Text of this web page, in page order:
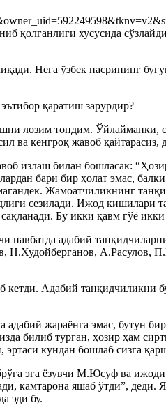
хусусида
Нега ўзбек насрининг
қаратиш зарурдир?
лозим топдим. Ўйлайманки,
ва кенгроқ жавоб қайтарасиз,
излаш билан бошласак:
бари бир ҳолат эмас,
Жамоатчиликнинг
сезилади. Ижод кишилари
Бу икки қавм гўё икки
навбатда адабий
Н.Худойберганов,
Адабий танқидчиликни
жараёнга эмас, бутун
билиб турган, ҳозир ҳам
кундан бошлаб сизга
эга ёзувчи М.Юсуф ва
камтарона яшаб ўтди”, деди.
эди бу.